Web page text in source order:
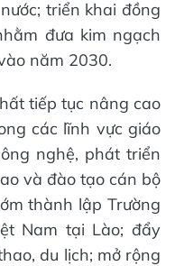
triển khai đồng
đưa kim ngạch
năm 2030.
tiếp tục nâng cao
các lĩnh vực giáo
nghệ, phát triển
và đào tạo cán bộ
thành lập Trường
Nam tại Lào; đẩy
du lịch; mở rộng